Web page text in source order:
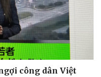
nghệ
công dân Việt